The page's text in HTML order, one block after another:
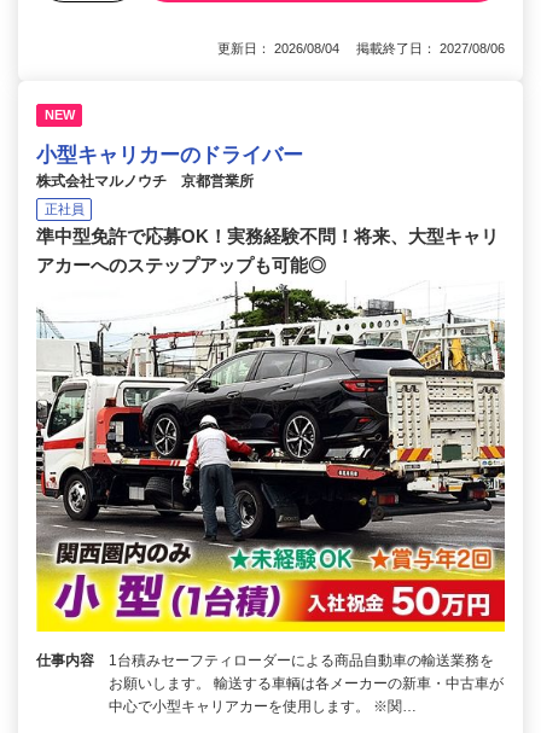
更新日： 2026/08/04 掲載終了日： 2027/08/06
NEW
小型キャリカーのドライバー
株式会社マルノウチ 京都営業所
正社員
準中型免許で応募OK！実務経験不問！将来、大型キャリ
アカーへのステップアップも可能◎
仕事内容
1台積みセーフティローダーによる商品自動車の輸送業務を
お願いします。 輸送する車輌は各メーカーの新車・中古車が
中心で小型キャリアカーを使用します。 ※関…